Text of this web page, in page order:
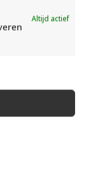
Altijd actief